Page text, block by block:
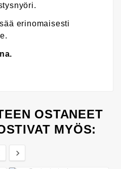
erinomaisesti
OSTANEET
MYÖS:
